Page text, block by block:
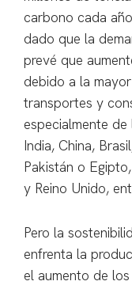
carbono cada
dado que la
prevé que
debido a la
transportes y
especialmente
India, China,
Pakistán o
y Reino Unido,
Pero la
enfrenta la
el aumento de